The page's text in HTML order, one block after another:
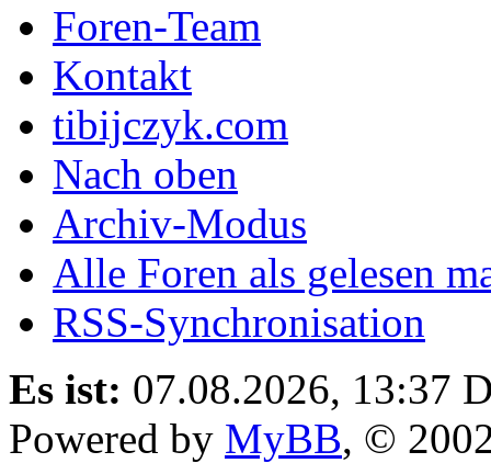
Foren-Team
Kontakt
tibijczyk.com
Nach oben
Archiv-Modus
Alle Foren als gelesen
RSS-Synchronisation
Es ist: 07.08.2026, 13:37
Powered by MyBB, ©